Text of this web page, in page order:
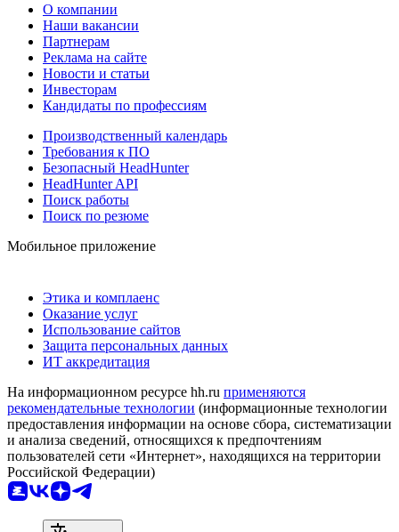
О компании
Наши вакансии
Партнерам
Реклама на сайте
Новости и статьи
Инвесторам
Кандидаты по профессиям
Производственный календарь
Требования к ПО
Безопасный HeadHunter
HeadHunter API
Поиск работы
Поиск по резюме
Мобильное приложение
Этика и комплаенс
Оказание услуг
Использование сайтов
Защита персональных данных
ИТ аккредитация
На информационном ресурсе hh.ru применяются
рекомендательные технологии (информационные технологии
предоставления информации на основе сбора, систематизации
и анализа сведений, относящихся к предпочтениям
пользователей сети «Интернет», находящихся на территории
Российской Федерации)